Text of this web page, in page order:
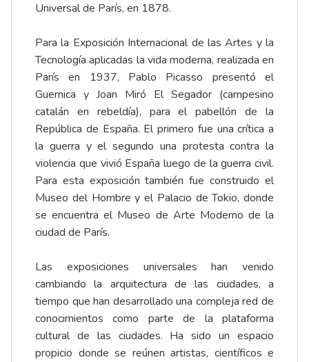
Universal de París, en 1878.
Para la Exposición Internacional de las Artes y la
Tecnología aplicadas la vida moderna, realizada en
París en 1937, Pablo Picasso presentó el
Guernica y Joan Miró El Segador (campesino
catalán en rebeldía), para el pabellón de la
República de España. El primero fue una crítica a
la guerra y el segundo una protesta contra la
violencia que vivió España luego de la guerra civil.
Para esta exposición también fue construido el
Museo del Hombre y el Palacio de Tokio, donde
se encuentra el Museo de Arte Moderno de la
ciudad de París.
Las exposiciones universales han venido
cambiando la arquitectura de las ciudades, a
tiempo que han desarrollado una compleja red de
conocimientos como parte de la plataforma
cultural de las ciudades. Ha sido un espacio
propicio donde se reúnen artistas, científicos e